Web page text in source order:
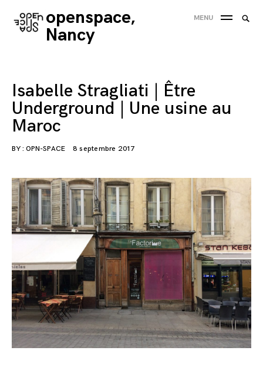
Skip
to
openspace,
Nancy
MENU
Isabelle Stragliati | Être
Underground | Une usine au
Maroc
BY : OPN-SPACE 8 septembre 2017